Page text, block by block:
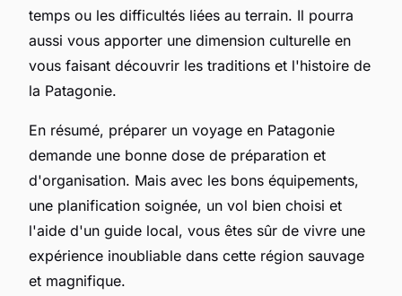
temps ou les difficultés liées au terrain. Il pourra
aussi vous apporter une dimension culturelle en
vous faisant découvrir les traditions et l'histoire de
la Patagonie.
En résumé, préparer un voyage en Patagonie
demande une bonne dose de préparation et
d'organisation. Mais avec les bons équipements,
une planification soignée, un vol bien choisi et
l'aide d'un guide local, vous êtes sûr de vivre une
expérience inoubliable dans cette région sauvage
et magnifique.